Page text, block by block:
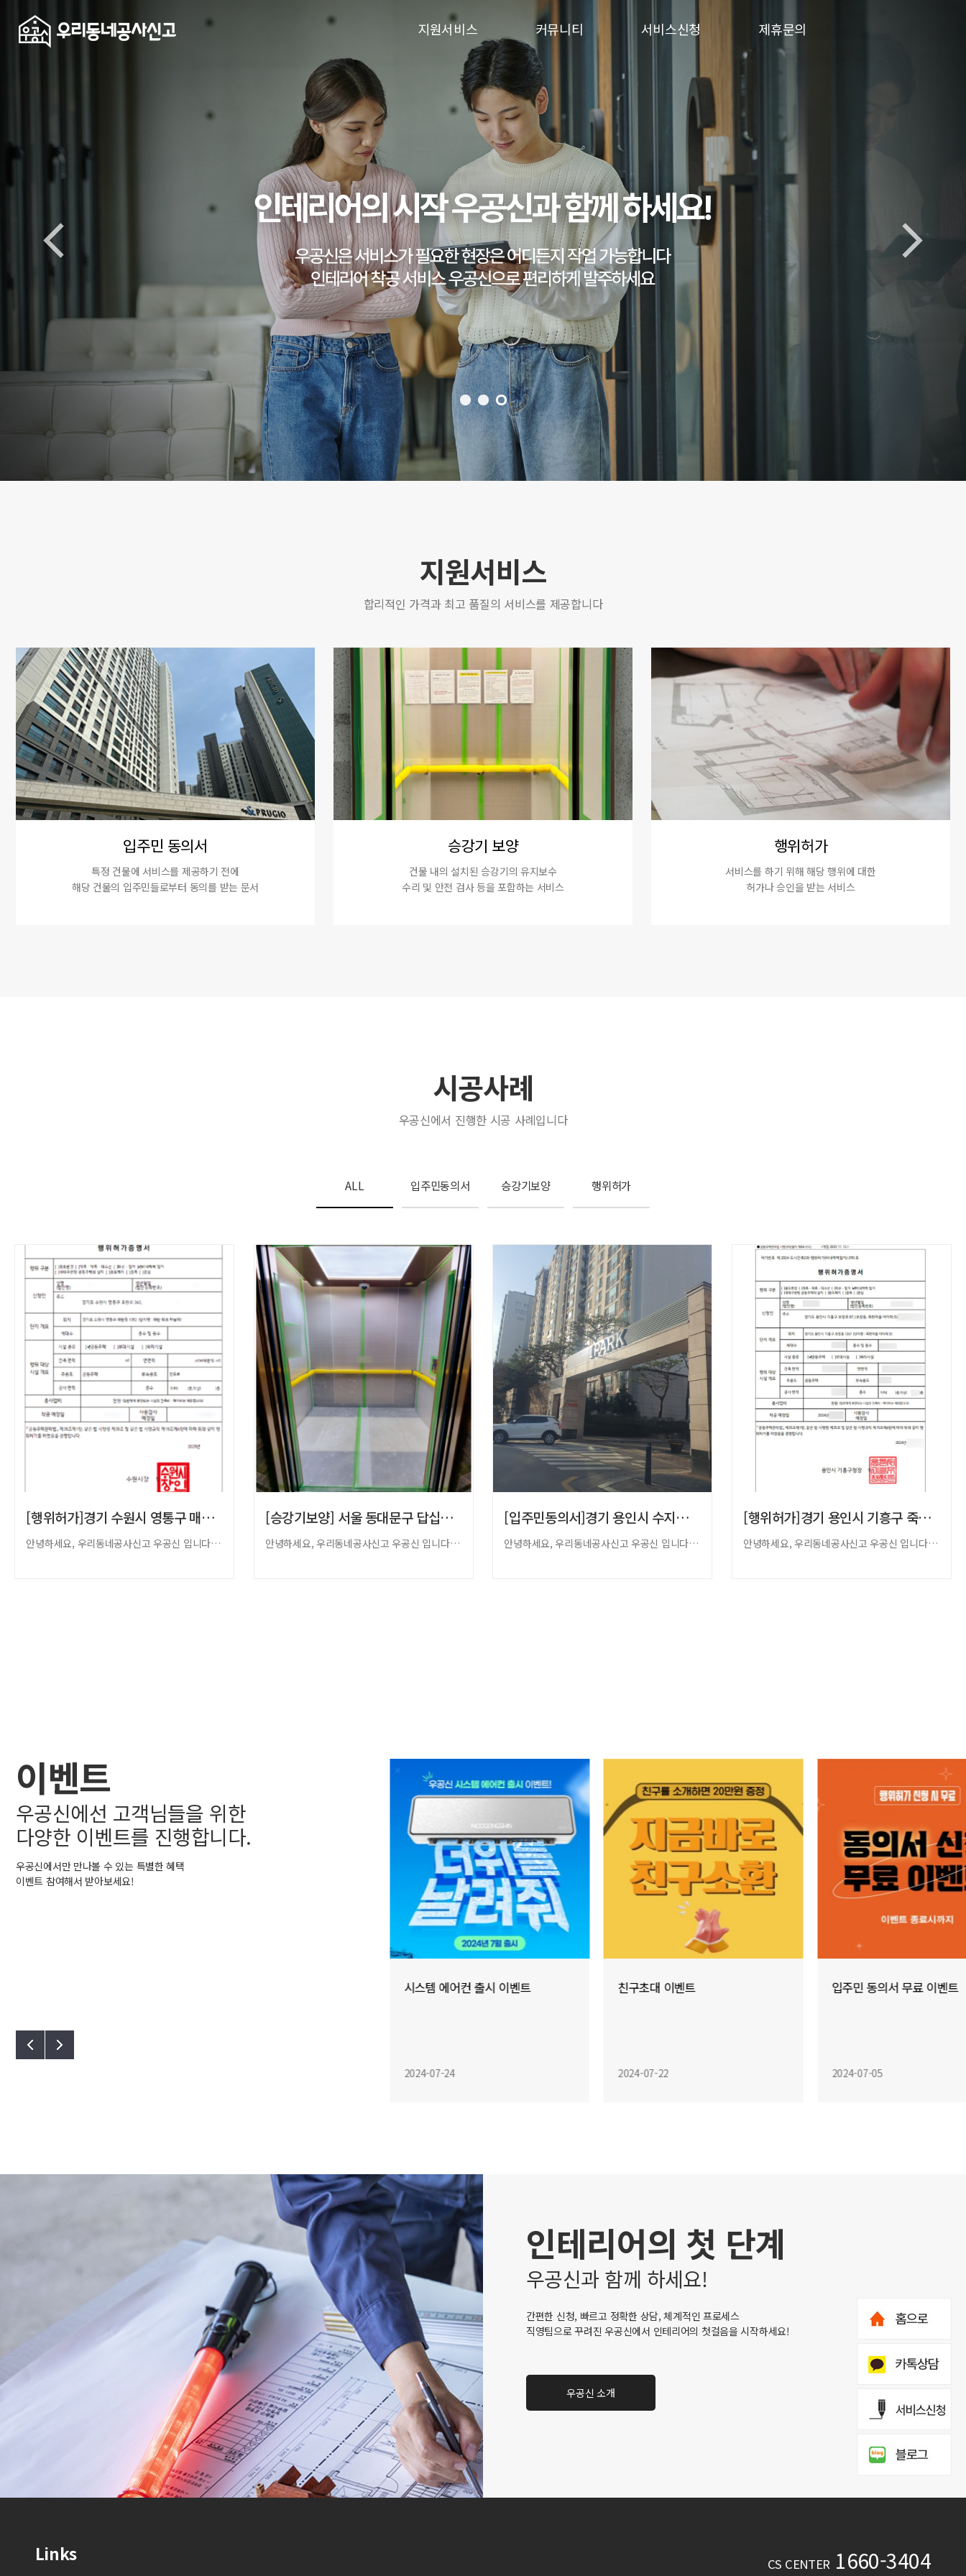
지원서비스
입주민동의서
승강기보양
커뮤니티
시공사례
서비스신청 제휴문의
지원서비스
합리적인 가격과 최고 품질의 서비스를 제공합니다
입주민 동의서
특정 건물에 서비스를 제공하기 전에
해당 건물의 입주민들로부터 동의를 받는 문서
승강기 보양
건물 내의 설치된 승강기의 유지보수
수리 및 안전 검사 등을 포함하는 서비스
행위허가
서비스를 하기 위해 해당 행위에 대한
허가나 승인을 받는 서비스
시공사례
우공신에서 진행한 시공 사례입니다
ALL 입주민동의서 승강기보양 행위허가
[행위허가]경기 수원시 영통구 매탄 위브 하…
안녕하세요, 우리동네공사신고 우공신 입니다. ​​오늘은 경기 수원시 영통구 매탄 …
[승강기보양] 서울 동대문구 답십리동 래미안…
안녕하세요, 우리동네공사신고 우공신 입니다.​​오늘은 동대문구 답십리동 래미안 …
[입주민동의서]경기 용인시 수지구 꽃메마을 …
안녕하세요, 우리동네공사신고 우공신 입니다.​새로운 보금자리를 마련하거나 기존의 …
[행위허가]경기 용인시 기흥구 죽현마을 아이…
안녕하세요, 우리동네공사신고 우공신 입니다. 저희 우공신은 인테리어 공사에 필요…
이벤트
우공신에선 고객님들을 위한
다양한 이벤트를 진행합니다.
우공신에서만 만나볼 수 있는 특별한 혜택
이벤트 참여해서 받아보세요!
친구초대 이벤트
2024-07-22
입주민 동의서 무료 이벤트
2024-07-05
종료된 이벤트
2024-05-01
인테리어의 첫 단계
우공신과 함께 하세요!
간편한 신청, 빠르고 정확한 상담, 체계적인 프로세스
직영팀으로 꾸려진 우공신에서 인테리어의 첫걸음을 시작하세요!
우공신 소개
Links CS CENTER 1660-3404